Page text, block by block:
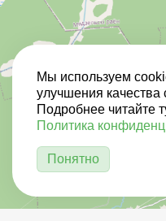
Мы используем
улучшения качества
Подробнее читайте
Политика
Понятно